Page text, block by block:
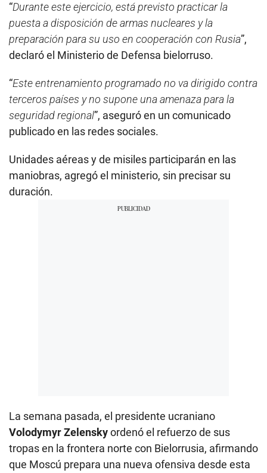
“Durante este ejercicio, está previsto practicar la
puesta a disposición de armas nucleares y la
preparación para su uso en cooperación con Rusia”,
declaró el Ministerio de Defensa bielorruso.
“Este entrenamiento programado no va dirigido contra
terceros países y no supone una amenaza para la
seguridad regional”, aseguró en un comunicado
publicado en las redes sociales.
Unidades aéreas y de misiles participarán en las
maniobras, agregó el ministerio, sin precisar su
duración.
La semana pasada, el presidente ucraniano
Volodymyr Zelenskyordenó el refuerzo de sus
tropas en la frontera norte con Bielorrusia, afirmando
que Moscú prepara una nueva ofensiva desde esta